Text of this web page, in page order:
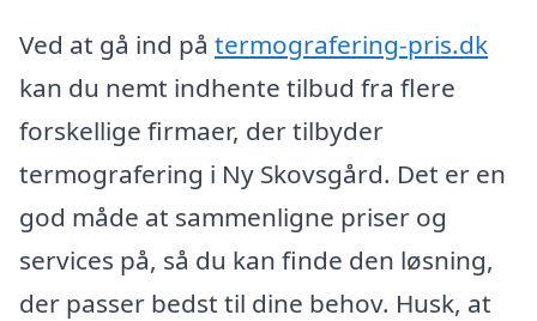
Ved at gå ind på termografering-pris.dk
kan du nemt indhente tilbud fra flere
forskellige firmaer, der tilbyder
termografering i Ny Skovsgård. Det er en
god måde at sammenligne priser og
services på, så du kan finde den løsning,
der passer bedst til dine behov. Husk, at